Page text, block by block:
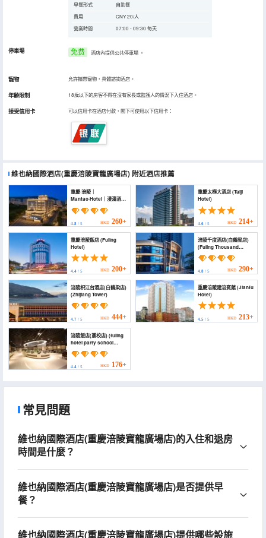
早餐形式
自助餐
費用
CNY 20/人
營業時間
07:00 - 09:30 每天
停車場 免费 酒店內提供公共停車場 。
寵物 允許攜帶寵物，具體諮詢酒店。
年齡限制 18歲以下的房客不得在沒有家長或監護人的情況下入住酒店。
接受信用卡 可以信用卡在酒店付款，閣下可使用以下信用卡：
維也納國際酒店(重慶涪陵寶龍廣場店) 附近酒店推薦
重慶·涪陵｜
Mantao·Hotel｜漫濤酒店
(Chongqing Fuling |
Mantao Hotel
(Zhangzhou Pickle
History and Memory
Museum Changfu Hui
Branch))
4.8 / 5 HKD 260+
重慶太極大酒店 (Taiji
Hotel)
4.6/ 5 HKD 214+
重慶涪陵飯店 (Fuling
Hotel)
4.4 / 5 HKD 200+
涪陵千度酒店(白鶴梁店)
(Fuling Thousand
degree hotel)
4.8/ 5 HKD 290+
涪陵枳江台酒店(白鶴梁店)
(Zhijiang Tower)
4.7 / 5 HKD 444+
重慶涪陵建涪賓館 (Jianfu
Hotel)
4.5/ 5 HKD 213+
涪陵飯店(黨校店) (fuling
hotel party school
store)
4.4 / 5 HKD 176+
常見問題
維也納國際酒店(重慶涪陵寶龍廣場店)的入住和退房
時間是什麼？
維也納國際酒店(重慶涪陵寶龍廣場店)是否提供早
餐？
維也納國際酒店(重慶涪陵寶龍廣場店)提供哪些設施